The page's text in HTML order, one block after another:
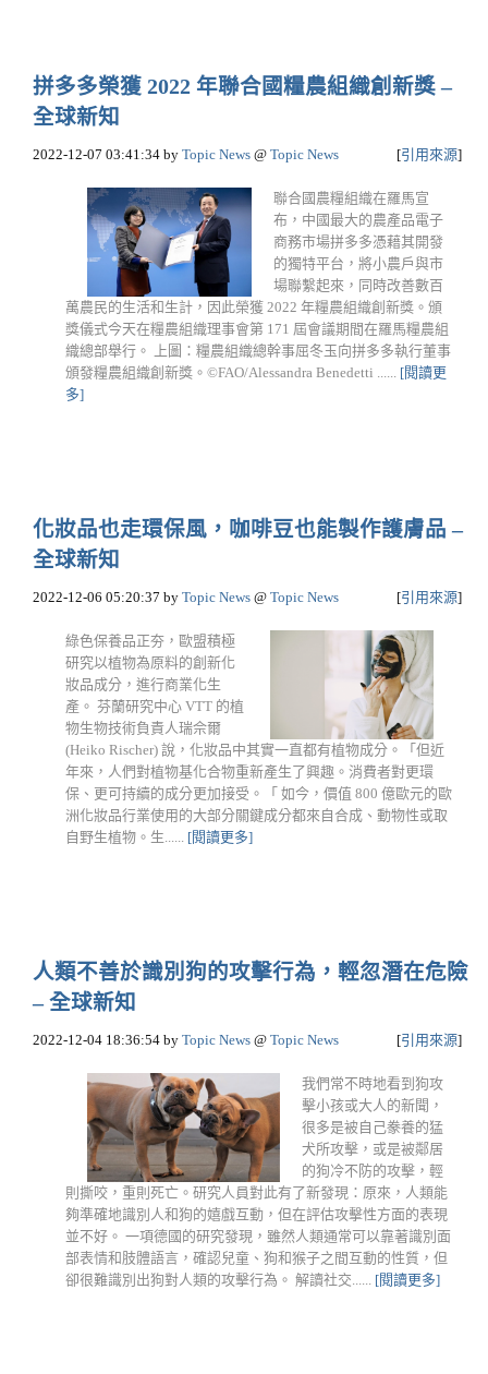
拼多多榮獲 2022 年聯合國糧農組織創新獎 –
全球新知
2022-12-07 03:41:34 by Topic News @ Topic News [引用來源]
聯合國農糧組織在羅馬宣
布，中國最大的農產品電子
商務市場拼多多憑藉其開發
的獨特平台，將小農戶與市
場聯繫起來，同時改善數百
萬農民的生活和生計，因此榮獲 2022 年糧農組織創新獎。頒
獎儀式今天在糧農組織理事會第 171 屆會議期間在羅馬糧農組
織總部舉行。 上圖：糧農組織總幹事屈冬玉向拼多多執行董事
頒發糧農組織創新獎。©FAO/Alessandra Benedetti ...... [閱讀更
多]
化妝品也走環保風，咖啡豆也能製作護膚品 –
全球新知
2022-12-06 05:20:37 by Topic News @ Topic News [引用來源]
綠色保養品正夯，歐盟積極
研究以植物為原料的創新化
妝品成分，進行商業化生
產。 芬蘭研究中心 VTT 的植
物生物技術負責人瑞佘爾
(Heiko Rischer) 說，化妝品中其實一直都有植物成分。「但近
年來，人們對植物基化合物重新產生了興趣。消費者對更環
保、更可持續的成分更加接受。「 如今，價值 800 億歐元的歐
洲化妝品行業使用的大部分關鍵成分都來自合成、動物性或取
自野生植物。生...... [閱讀更多]
人類不善於識別狗的攻擊行為，輕忽潛在危險
– 全球新知
2022-12-04 18:36:54 by Topic News @ Topic News [引用來源]
我們常不時地看到狗攻
擊小孩或大人的新聞，
很多是被自己豢養的猛
犬所攻擊，或是被鄰居
的狗冷不防的攻擊，輕
則撕咬，重則死亡。研究人員對此有了新發現：原來，人類能
夠準確地識別人和狗的嬉戲互動，但在評估攻擊性方面的表現
並不好。 一項德國的研究發現，雖然人類通常可以靠著識別面
部表情和肢體語言，確認兒童、狗和猴子之間互動的性質，但
卻很難識別出狗對人類的攻擊行為。 解讀社交...... [閱讀更多]